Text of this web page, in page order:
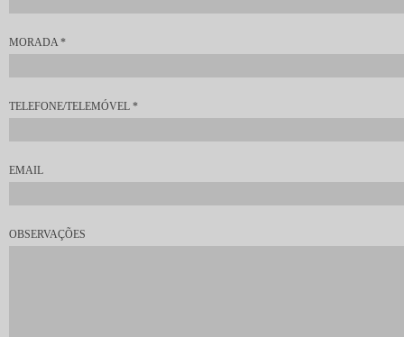
MORADA*
TELEFONE/TELEMÓVEL *
EMAIL
OBSERVAÇÕES